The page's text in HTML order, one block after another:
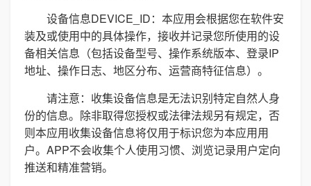
设备信息DEVICE_ID：本应用会根据您在软件安
装及或使用中的具体操作，接收并记录您所使用的设
备相关信息（包括设备型号、操作系统版本、登录IP
地址、操作日志、地区分布、运营商特征信息）。
请注意：收集设备信息是无法识别特定自然人身
份的信息。除非取得您授权或法律法规另有规定，否
则本应用收集设备信息将仅用于标识您为本应用用
户。APP不会收集个人使用习惯、浏览记录用户定向
推送和精准营销。